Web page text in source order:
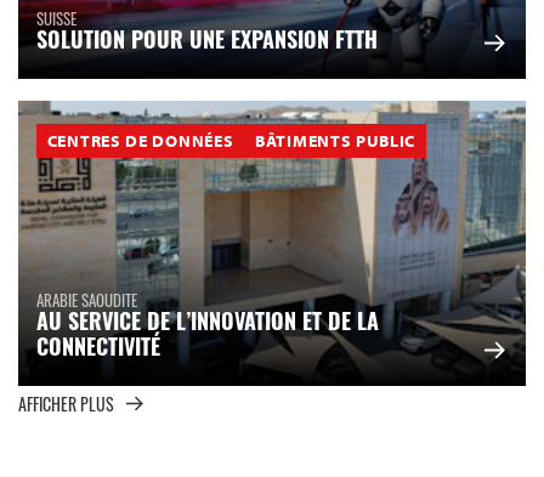
SUISSE
SOLUTION POUR UNE EXPANSION FTTH
CENTRES DE DONNÉES BÂTIMENTS PUBLIC
ARABIE SAOUDITE
AU SERVICE DE L’INNOVATION ET DE LA
CONNECTIVITÉ
AFFICHER PLUS